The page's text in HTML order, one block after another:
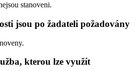
stanoveni.
jsou po žadateli požadovány
kterou lze využít